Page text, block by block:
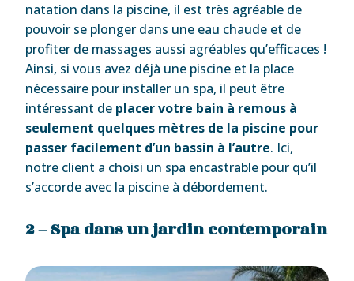
natation dans la piscine, il est très agréable de
pouvoir se plonger dans une eau chaude et de
profiter de massages aussi agréables qu’efficaces !
Ainsi, si vous avez déjà une piscine et la place
nécessaire pour installer un spa, il peut être
intéressant de placer votre bain à remous à
seulement quelques mètres de la piscine pour
passer facilement d’un bassin à l’autre. Ici,
notre client a choisi un spa encastrable pour qu’il
s’accorde avec la piscine à débordement.
2 – Spa dans un jardin contemporain